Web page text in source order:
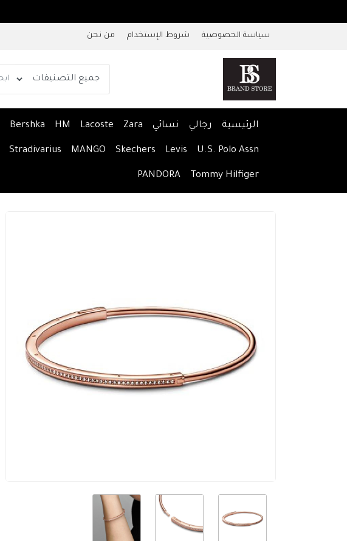
سياسة الخصوصية شروط الإستخدام من نحن
الرئيسية رجالي نسائي Zara
Lacoste
HM
Bershka
U.S. Polo Assn
Levis
Skechers
MANGO
Stradivarius
Tommy Hilfiger
PANDORA